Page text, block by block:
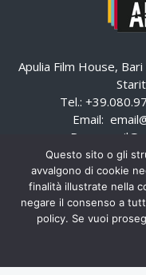
Apulia Film House,
Tel.:
Email:
Pec:
Questo sito o gli
avvalgono di cookie
finalità illustrate nella
negare il consenso a
policy. Se vuoi